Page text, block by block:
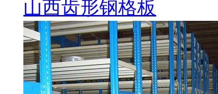
山西齿形钢格板